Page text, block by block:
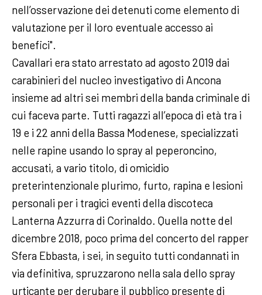
nell’osservazione dei detenuti come elemento di
valutazione per il loro eventuale accesso ai
benefici".
Cavallari era stato arrestato ad agosto 2019 dai
carabinieri del nucleo investigativo di Ancona
insieme ad altri sei membri della banda criminale di
cui faceva parte. Tutti ragazzi all’epoca di età tra i
19 e i 22 anni della Bassa Modenese, specializzati
nelle rapine usando lo spray al peperoncino,
accusati, a vario titolo, di omicidio
preterintenzionale plurimo, furto, rapina e lesioni
personali per i tragici eventi della discoteca
Lanterna Azzurra di Corinaldo. Quella notte del
dicembre 2018, poco prima del concerto del rapper
Sfera Ebbasta, i sei, in seguito tutti condannati in
via definitiva, spruzzarono nella sala dello spray
urticante per derubare il pubblico presente di